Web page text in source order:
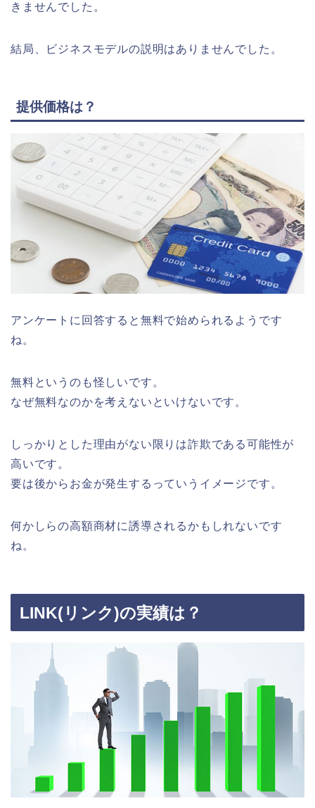
きませんでした。
結局、ビジネスモデルの説明はありませんでした。
提供価格は？
アンケートに回答すると無料で始められるようです
ね。
無料というのも怪しいです。
なぜ無料なのかを考えないといけないです。
しっかりとした理由がない限りは詐欺である可能性が
高いです。
要は後からお金が発生するっていうイメージです。
何かしらの高額商材に誘導されるかもしれないです
ね。
LINK(リンク)の実績は？